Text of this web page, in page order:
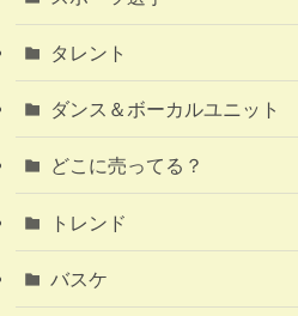
タレント
ダンス＆ボーカルユニット
どこに売ってる？
トレンド
バスケ